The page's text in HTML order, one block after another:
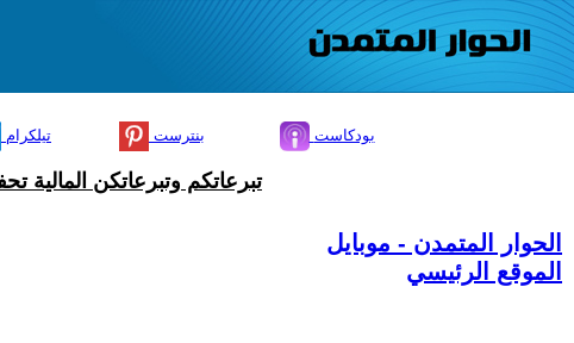
تيلكرام بنترست بودكاست
تبرعاتكم وتبرعاتكن المالية
الحوار المتمدن - موبايل
الموقع الرئيسي